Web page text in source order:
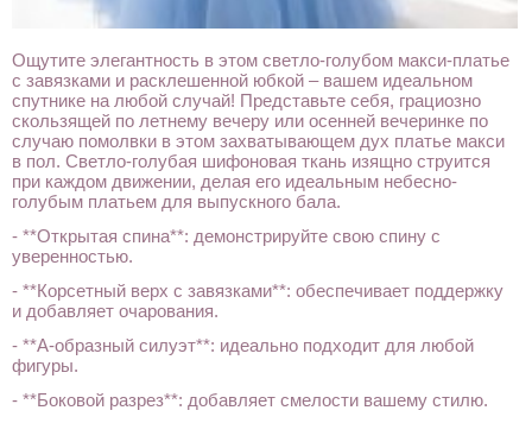
Ощутите элегантность в этом светло-голубом макси-платье
с завязками и расклешенной юбкой – вашем идеальном
спутнике на любой случай! Представьте себя, грациозно
скользящей по летнему вечеру или осенней вечеринке по
случаю помолвки в этом захватывающем дух платье макси
в пол. Светло-голубая шифоновая ткань изящно струится
при каждом движении, делая его идеальным небесно-
голубым платьем для выпускного бала.
- **Открытая спина**: демонстрируйте свою спину с
уверенностью.
- **Корсетный верх с завязками**: обеспечивает поддержку
и добавляет очарования.
- **А-образный силуэт**: идеально подходит для любой
фигуры.
- **Боковой разрез**: добавляет смелости вашему стилю.